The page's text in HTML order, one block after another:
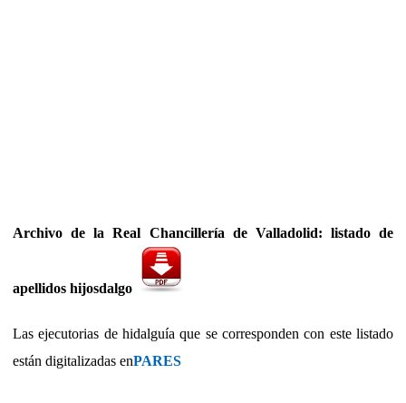
Archivo de la Real Chancillería de Valladolid: listado de
apellidos hijosdalgo
Las ejecutorias de hidalguía que se corresponden con este listado
están digitalizadas enPARES